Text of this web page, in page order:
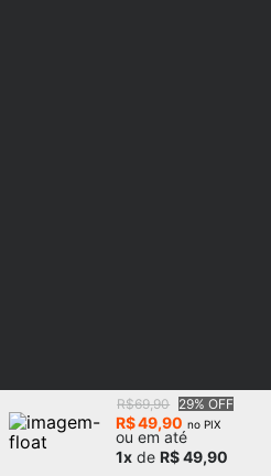
R$69,90 29% OFF
R$49,90 no PIX
ou em até
1x deR$ 49,90